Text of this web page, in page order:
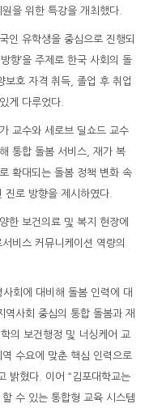
을 위한 특강을 개최했다.
인 유학생을 중심으로 진행되
향’을 주제로 한국 사회의 돌
보호 자격 취득, 졸업 후 취업
게 다루었다.
교수와 세로브 딜쇼드 교수
통합 돌봄 서비스, 재가 복
확대되는 돌봄 정책 변화 속
로 방향을 제시하였다.
한 보건의료 및 복지 현장에
비스 커뮤니케이션 역량의
회에 대비해 돌봄 인력에 대
역사회 중심의 통합 돌봄과 재
의 보건행정 및 너싱케어 교
수요에 맞춘 핵심 인력으로
밝혔다. 이어 “김포대학교는
수 있는 통합형 교육 시스템